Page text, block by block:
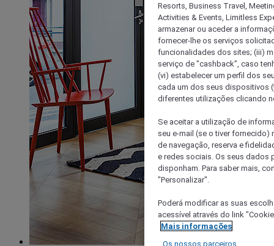
Resorts, Business Travel,
Activities & Events, Limitless
armazenar ou aceder a
fornecer-lhe os serviços
funcionalidades dos sites; (iii)
serviço de "cashback", caso
(vi) estabelecer um perfil dos
cada um dos seus dispositivos
diferentes utilizações clicando
Se aceitar a utilização de
seu e-mail (se o tiver
de navegação, reserva e
e redes sociais. Os seus dados
disponham. Para saber mais,
"Personalizar".
Poderá modificar as suas
acessível através do link
Mais informações
Os nossos parceiros